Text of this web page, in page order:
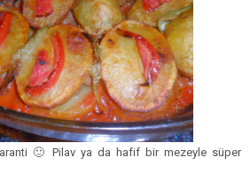
🙂 Pilav ya da hafif bir mezeyle süper